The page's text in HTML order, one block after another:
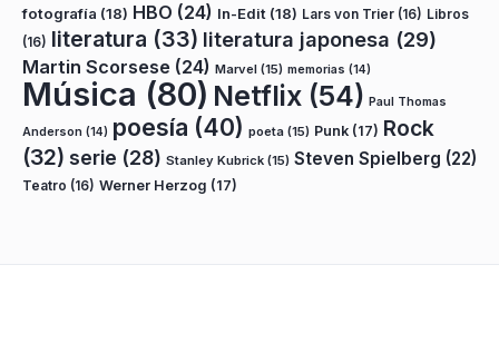
fotografía (18) HBO (24) In-Edit (18) Lars von Trier (16) Libros
(16) literatura (33) literatura japonesa (29)
Martin Scorsese (24) Marvel (15) memorias (14)
Música (80) Netflix (54) Paul Thomas
Anderson (14) poesía (40) poeta (15) Punk (17) Rock
(32) serie (28) Stanley Kubrick (15) Steven Spielberg (22)
Teatro (16) Werner Herzog (17)